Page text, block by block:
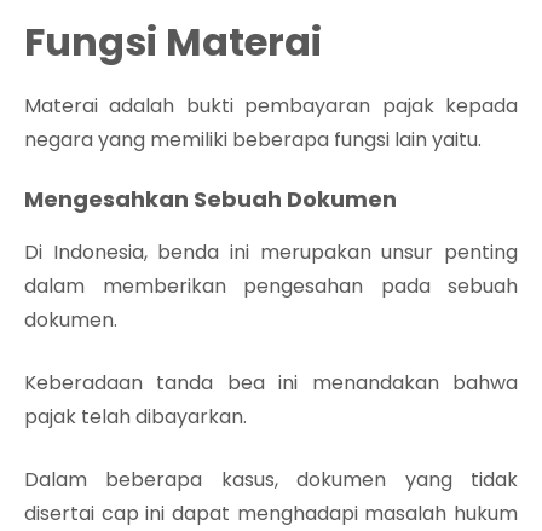
Fungsi Materai
Materai adalah bukti pembayaran pajak kepada
negara yang memiliki beberapa fungsi lain yaitu.
Mengesahkan Sebuah Dokumen
Di Indonesia, benda ini merupakan unsur penting
dalam memberikan pengesahan pada sebuah
dokumen.
Keberadaan tanda bea ini menandakan bahwa
pajak telah dibayarkan.
Dalam beberapa kasus, dokumen yang tidak
disertai cap ini dapat menghadapi masalah hukum